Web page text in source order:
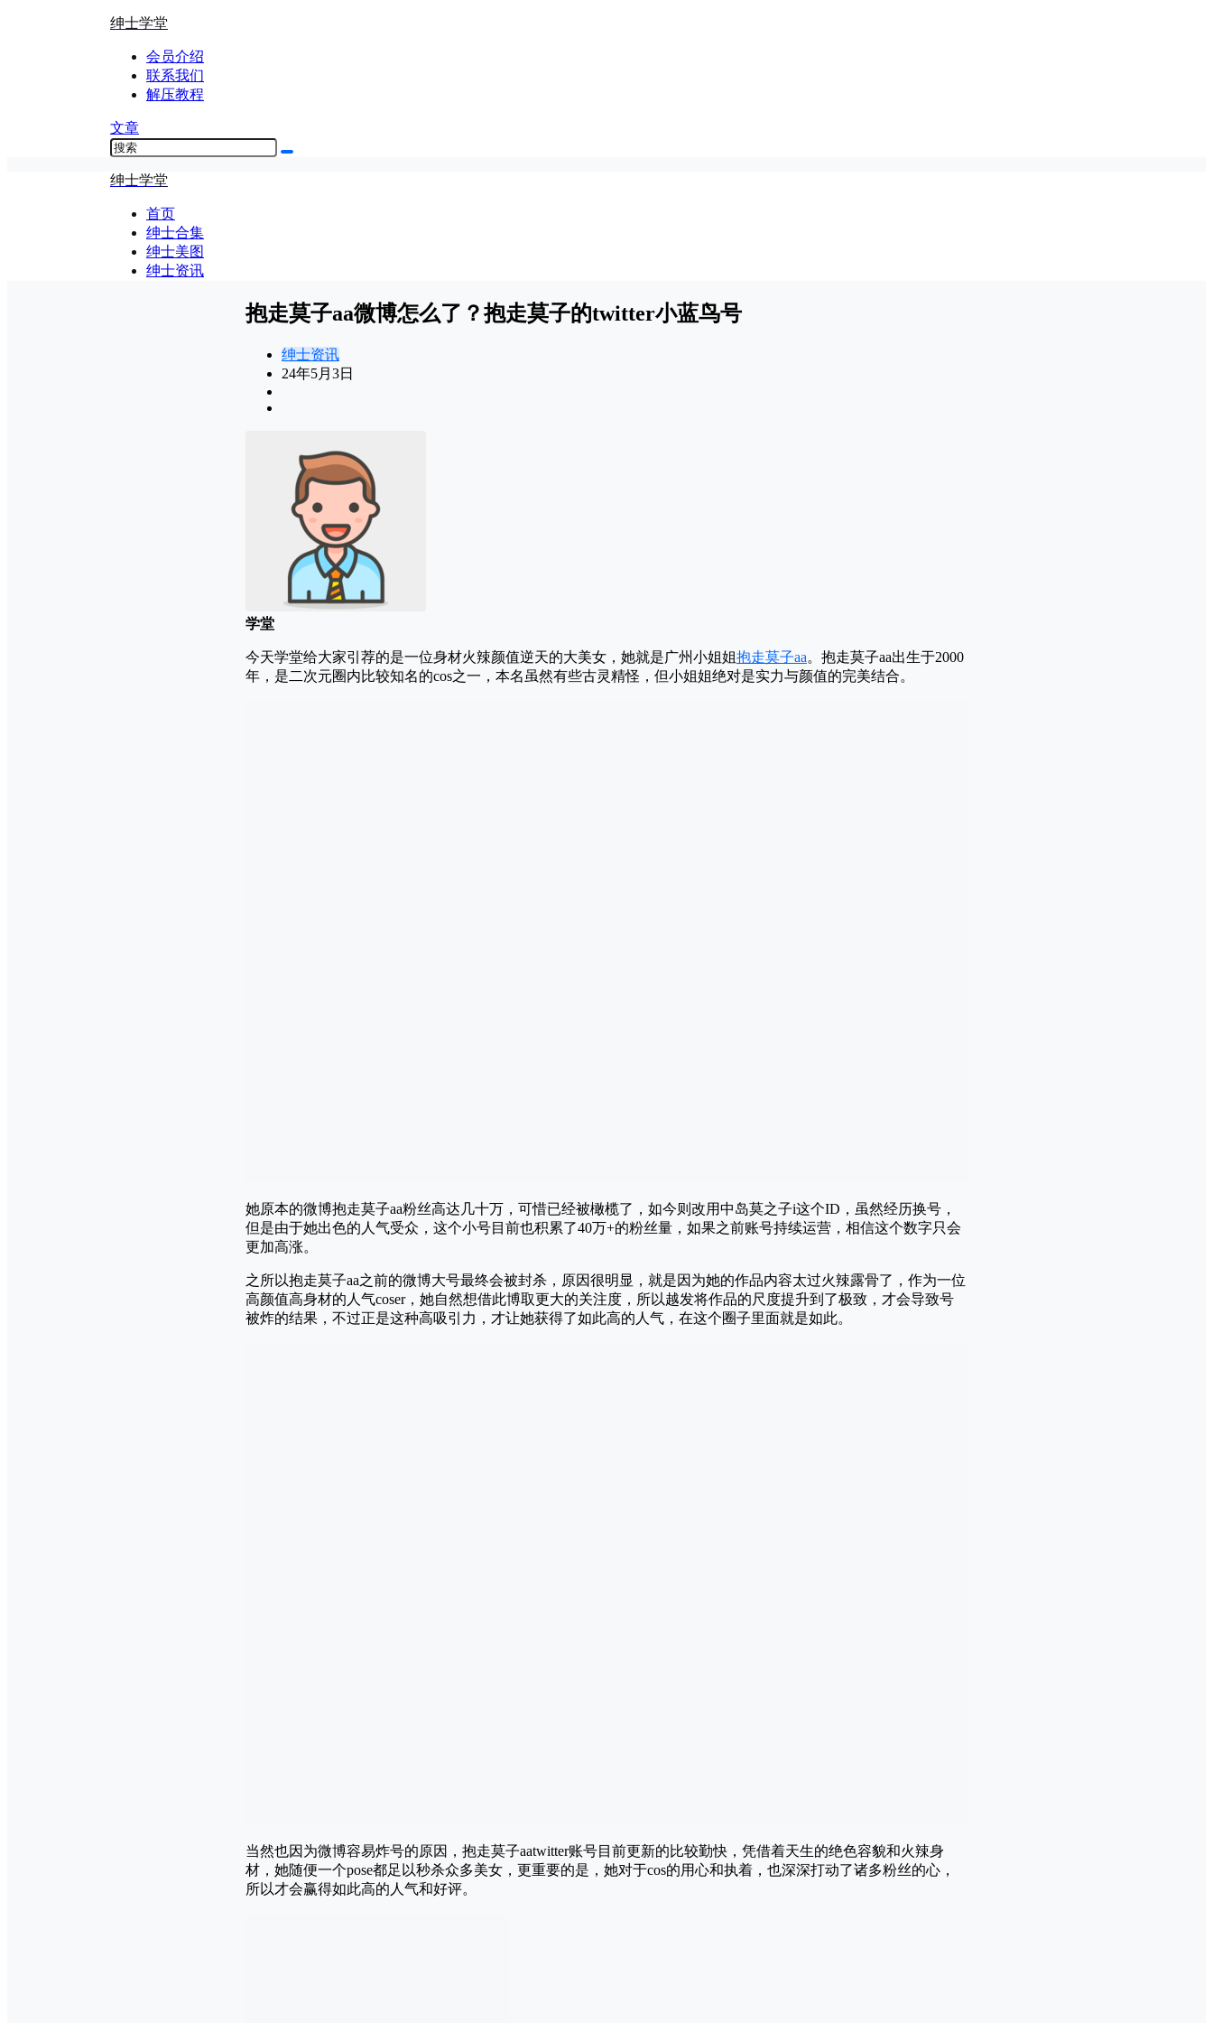
绅士学堂
会员介绍
联系我们
解压教程
文章
绅士学堂
首页
绅士合集
绅士美图
绅士资讯
抱走莫子aa微博怎么了？抱走莫子的twitter小蓝鸟号
绅士资讯
24年5月3日
学堂
今天学堂给大家引荐的是一位身材火辣颜值逆天的大美女，她就是广州小姐姐抱走莫子aa。抱走莫子aa出生于2000
年，是二次元圈内比较知名的cos之一，本名虽然有些古灵精怪，但小姐姐绝对是实力与颜值的完美结合。
她原本的微博抱走莫子aa粉丝高达几十万，可惜已经被橄榄了，如今则改用中岛莫之子i这个ID，虽然经历换号，
但是由于她出色的人气受众，这个小号目前也积累了40万+的粉丝量，如果之前账号持续运营，相信这个数字只会
更加高涨。
之所以抱走莫子aa之前的微博大号最终会被封杀，原因很明显，就是因为她的作品内容太过火辣露骨了，作为一位
高颜值高身材的人气coser，她自然想借此博取更大的关注度，所以越发将作品的尺度提升到了极致，才会导致号
被炸的结果，不过正是这种高吸引力，才让她获得了如此高的人气，在这个圈子里面就是如此。
当然也因为微博容易炸号的原因，抱走莫子aatwitter账号目前更新的比较勤快，凭借着天生的绝色容貌和火辣身
材，她随便一个pose都足以秒杀众多美女，更重要的是，她对于cos的用心和执着，也深深打动了诸多粉丝的心，
所以才会赢得如此高的人气和好评。